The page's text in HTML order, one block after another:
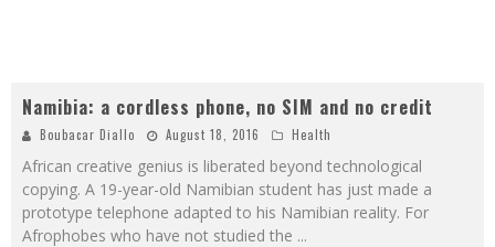
Namibia: a cordless phone, no SIM and no credit
Boubacar Diallo August 18, 2016 Health
African creative genius is liberated beyond technological
copying. A 19-year-old Namibian student has just made a
prototype telephone adapted to his Namibian reality. For
Afrophobes who have not studied the ...